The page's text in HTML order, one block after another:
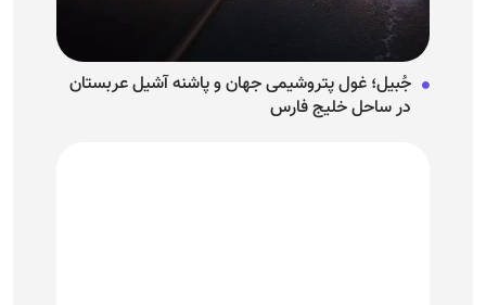
جُبیل؛ غول پتروشیمی جهان و پاشنه آشیل عربستان
در ساحل خلیج فارس